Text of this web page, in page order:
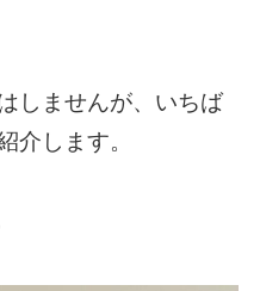
しませんが、いちば
介します。